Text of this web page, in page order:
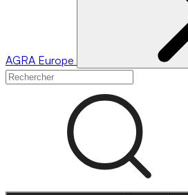
AGRA Europe